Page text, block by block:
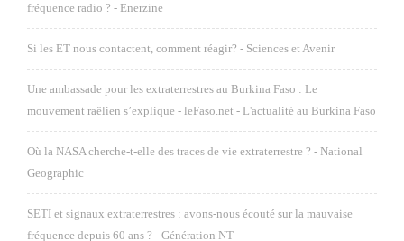
fréquence radio ? - Enerzine
Si les ET nous contactent, comment réagir? - Sciences et Avenir
Une ambassade pour les extraterrestres au Burkina Faso : Le
mouvement raëlien s’explique - leFaso.net - L'actualité au Burkina Faso
Où la NASA cherche-t-elle des traces de vie extraterrestre ? - National
Geographic
SETI et signaux extraterrestres : avons-nous écouté sur la mauvaise
fréquence depuis 60 ans ? - Génération NT